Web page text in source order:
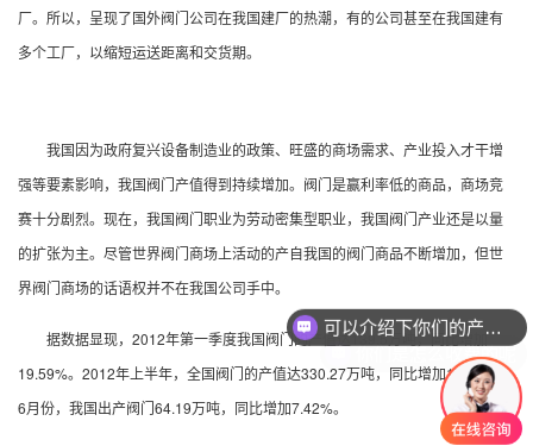
厂。所以，呈现了国外阀门公司在我国建厂的热潮，有的公司甚至在我国建有
多个工厂，以缩短运送距离和交货期。
我国因为政府复兴设备制造业的政策、旺盛的商场需求、产业投入才干增
强等要素影响，我国阀门产值得到持续增加。阀门是赢利率低的商品，商场竞
赛十分剧烈。现在，我国阀门职业为劳动密集型职业，我国阀门产业还是以量
的扩张为主。尽管世界阀门商场上活动的产自我国的阀门商品不断增加，但世
界阀门商场的话语权并不在我国公司手中。
据数据显现，2012年第一季度我国阀门的产值达139.5万吨，同比增加
19.59%。2012年上半年，全国阀门的产值达330.27万吨，同比增加15.45%。
6月份，我国出产阀门64.19万吨，同比增加7.42%。
可以介绍下你们的产品么
你们是怎么收费的呢